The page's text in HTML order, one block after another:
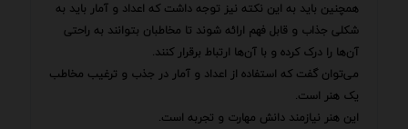
همچنین باید به این نکته نیز توجه داشت که اعداد و آمار باید به
شکلی جذاب و قابل فهم ارائه شوند تا مخاطبان بتوانند به راحتی
آن‌ها را درک کرده و با آن‌ها ارتباط برقرار کنند.
می‌توان گفت که استفاده از اعداد و آمار در جذب و ترغیب مخاطب
یک هنر است.
این هنر نیازمند دانش مهارت و تجربه است.